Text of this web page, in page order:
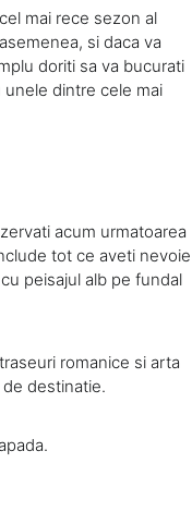
mai rece sezon al
si daca va
doriti sa va bucurati
dintre cele mai
acum urmatoarea
tot ce aveti nevoie
peisajul alb pe fundal
romanice si arta
destinatie.